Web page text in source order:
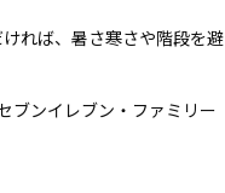
れば、暑さ寒さや階段を避
ブンイレブン・ファミリー